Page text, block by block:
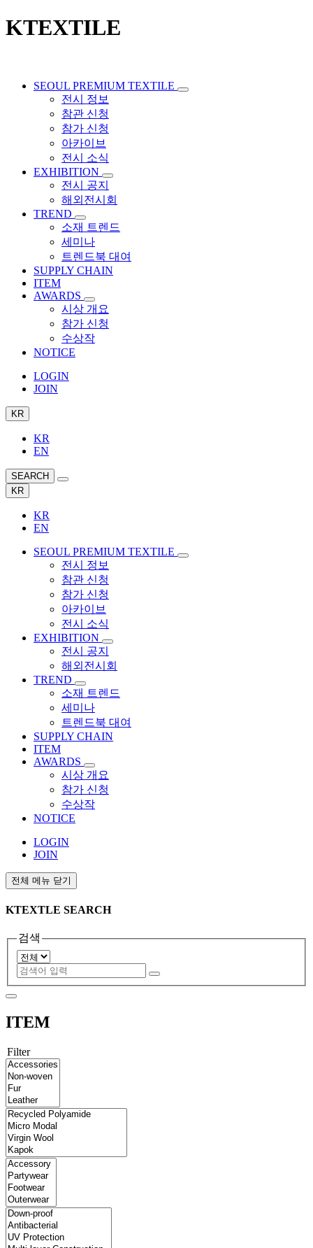
KTEXTILE
SEOUL PREMIUM TEXTILE
전시 정보
참관 신청
참가 신청
아카이브
전시 소식
EXHIBITION
전시 공지
해외전시회
TREND
소재 트렌드
세미나
트렌드북 대여
SUPPLY CHAIN
ITEM
AWARDS
시상 개요
참가 신청
수상작
NOTICE
LOGIN
JOIN
KR
KR
EN
SEARCH
KR
KR
EN
SEOUL PREMIUM TEXTILE
전시 정보
참관 신청
참가 신청
아카이브
전시 소식
EXHIBITION
전시 공지
해외전시회
TREND
소재 트렌드
세미나
트렌드북 대여
SUPPLY CHAIN
ITEM
AWARDS
시상 개요
참가 신청
수상작
NOTICE
LOGIN
JOIN
전체 메뉴 닫기
KTEXTLE SEARCH
검색
ITEM
Filter